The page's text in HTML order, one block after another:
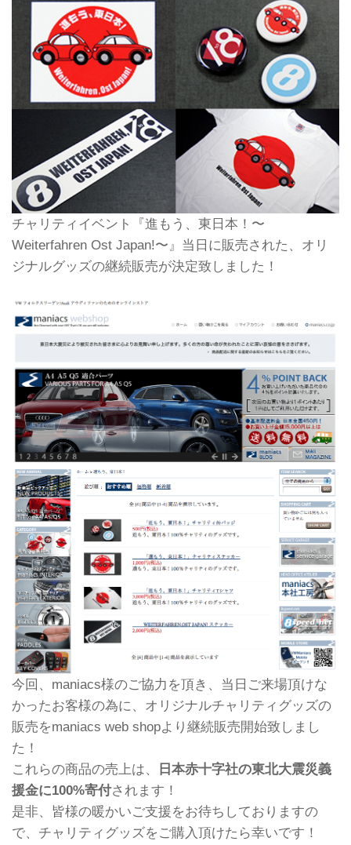
チャリティイベント『進もう、東日本！〜
Weiterfahren Ost Japan!〜』当日に販売された、オリ
ジナルグッズの継続販売が決定致しました！
今回、maniacs様のご協力を頂き、当日ご来場頂けな
かったお客様の為に、オリジナルチャリティグッズの
販売をmaniacs web shopより継続販売開始致しまし
た！
これらの商品の売上は、
日本赤十字社の東北大震災義
援金に100%寄付されます！
是非、皆様の暖かいご支援をお待ちしておりますの
で、チャリティグッズをご購入頂けたら幸いです！